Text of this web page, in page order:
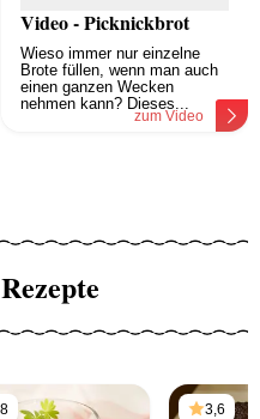
Video - Picknickbrot
Wieso immer nur einzelne
Brote füllen, wenn man auch
einen ganzen Wecken
nehmen kann? Dieses...
zum Video
3,6